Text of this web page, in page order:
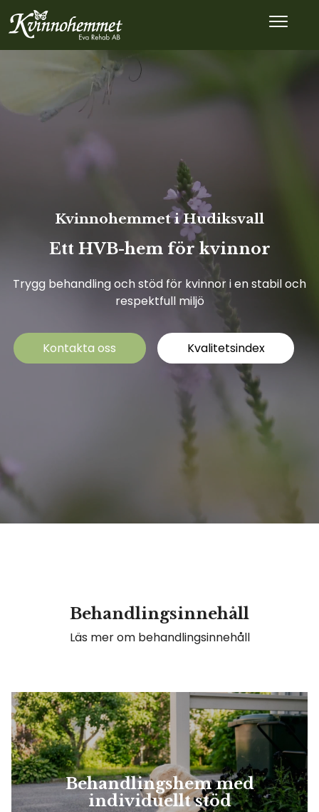
Kvinnohemmet i Hudiksvall
Ett HVB-hem för kvinnor
Trygg behandling och stöd för kvinnor i en stabil och
respektfull miljö
Kontakta oss Kvalitetsindex
Behandlingsinnehåll
Läs mer om behandlingsinnehåll
Behandlingshem med
individuellt stöd